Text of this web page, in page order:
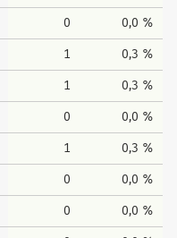
0 0,0 %
1 0,3 %
1 0,3 %
0 0,0 %
1 0,3 %
0 0,0 %
0 0,0 %